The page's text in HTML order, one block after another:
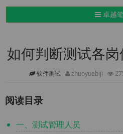
导航切换
卓越
如何判断测试各
软件测试 zhuoyuebiji
阅读目录
一、测试管理人员